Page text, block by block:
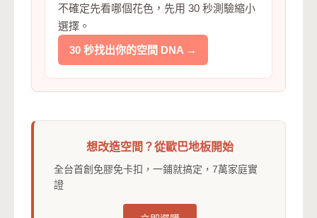
不確定先看哪個花色，先用 30 秒測驗縮小
選擇。
30 秒找出你的空間 DNA →
想改造空間？從歐巴地板開始
全台首創免膠免卡扣，一鋪就搞定，7萬家庭實
證